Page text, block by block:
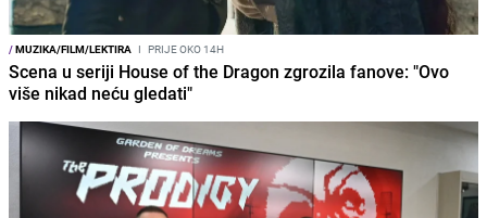
/MUZIKA/FILM/LEKTIRA I PRIJE OKO 14H
Scena u seriji House of the Dragon zgrozila fanove: "Ovo
više nikad neću gledati"